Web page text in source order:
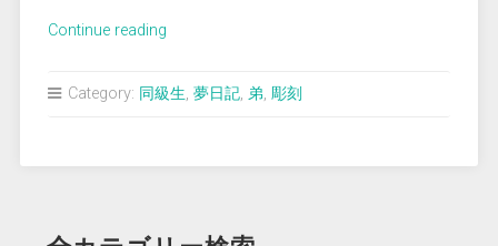
Continue reading“＜
占
神
う
Category: 同級生, 夢日記, 弟, 彫刻